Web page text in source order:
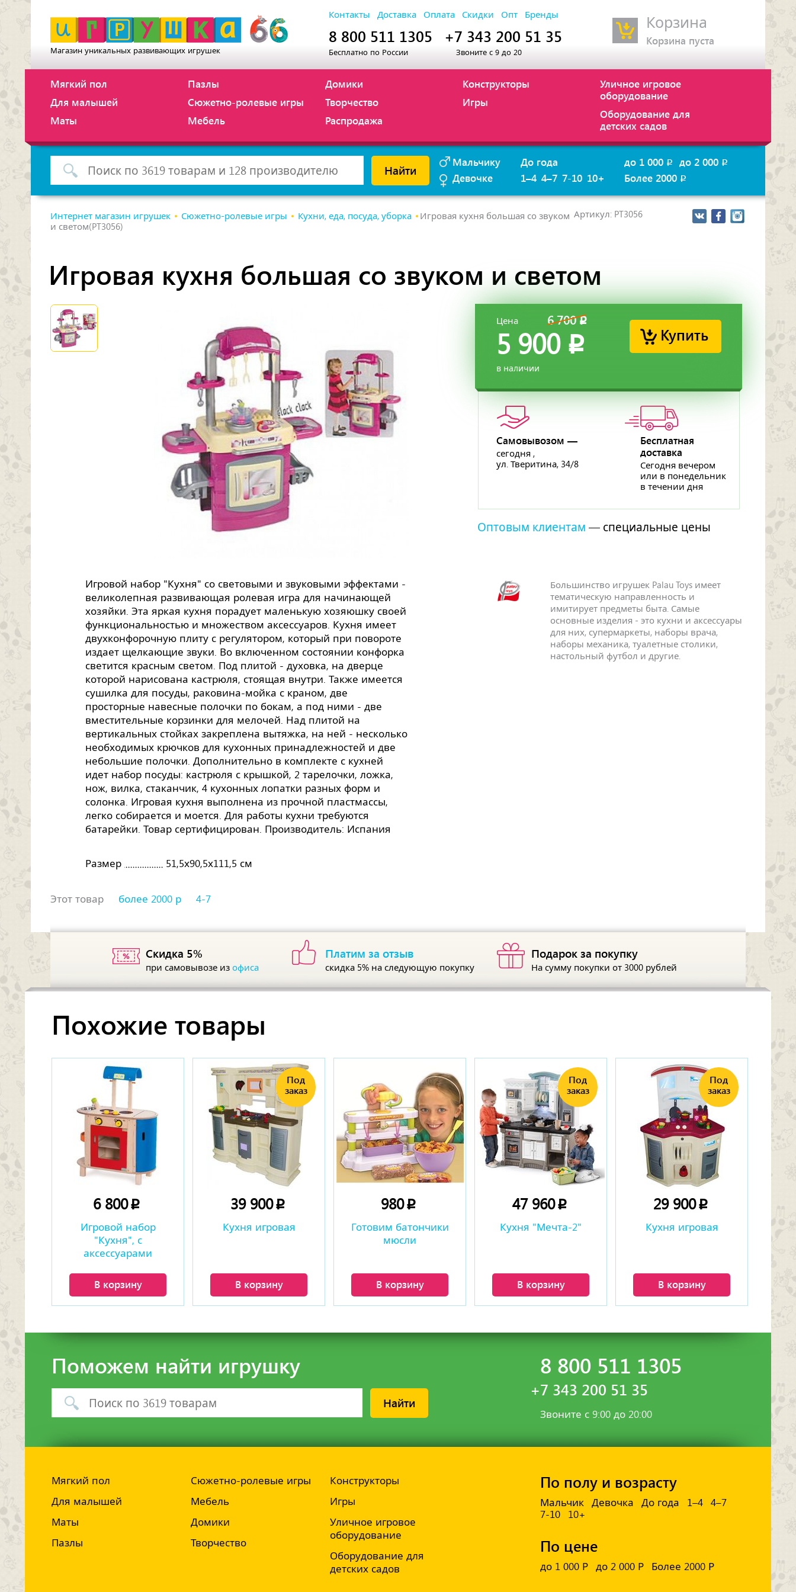
Корзина
Корзина пуста
Магазин уникальных развивающих игрушек
Контакты Доставка Оплата Скидки Опт Бренды
8 800 511 1305
Бесплатно по России
+7 343 200 51 35
Звоните с 9 до 20
Мягкий пол
Для малышей
Маты
Пазлы
Сюжетно-ролевые игры
Мебель
Домики
Творчество
Распродажа
Конструкторы
Игры
Уличное игровое
оборудование
Оборудование для
детских садов
Мальчику
Девочке
До года
1–4 4–7 7-10 10+
до 1 000 p до 2 000 p
Более 2000 p
Найти
Артикул: PT3056
Интернет магазин игрушек Сюжетно-ролевые игры Кухни, еда, посуда, уборка
Игровая кухня большая со звуком
и светом(PT3056)
Игровая кухня большая со звуком и светом
Купить
6 700p
Цена
5 900 p
в наличии
Самовывозом —
сегодня ,
ул. Тверитина, 34/8
Бесплатная
доставка
Сегодня вечером
или в понедельник
в течении дня
Оптовым клиентам — специальные цены
Игровой набор "Кухня" со световыми и звуковыми эффектами -
великолепная развивающая ролевая игра для начинающей
хозяйки. Эта яркая кухня порадует маленькую хозяюшку своей
функциональностью и множеством аксессуаров. Кухня имеет
двухконфорочную плиту с регулятором, который при повороте
издает щелкающие звуки. Во включенном состоянии конфорка
светится красным светом. Под плитой - духовка, на дверце
которой нарисована кастрюля, стоящая внутри. Также имеется
сушилка для посуды, раковина-мойка с краном, две
просторные навесные полочки по бокам, а под ними - две
вместительные корзинки для мелочей. Над плитой на
вертикальных стойках закреплена вытяжка, на ней - несколько
необходимых крючков для кухонных принадлежностей и две
небольшие полочки. Дополнительно в комплекте с кухней
идет набор посуды: кастрюля с крышкой, 2 тарелочки, ложка,
нож, вилка, стаканчик, 4 кухонных лопатки разных форм и
солонка. Игровая кухня выполнена из прочной пластмассы,
легко собирается и моется. Для работы кухни требуются
батарейки. Товар сертифицирован. Производитель: Испания
Размер 51,5х90,5х111,5 см
Большинство игрушек Palau Toys имеет
тематическую направленность и
имитирует предметы быта. Самые
основные изделия - это кухни и аксессуары
для них, супермаркеты, наборы врача,
наборы механика, туалетные столики,
настольный футбол и другие.
Этот товар более 2000 р 4-7
Скидка 5%
при самовывозе изофиса
Платим за отзыв
скидка 5% на следующую покупку
Подарок за покупку
На сумму покупки от 3000 рублей
Похожие товары
6 800p
Игровой набор
"Кухня", с
аксессуарами
В корзину
39 900p
Кухня игровая
В корзину
980p
Готовим батончики
мюсли
В корзину
47 960p
Кухня "Мечта-2"
В корзину
29 900p
Кухня игровая
В корзину
8 800 511 1305
+7 343 200 51 35
Звоните с 9:00 до 20:00
Поможем найти игрушку
Найти
По полу и возрасту
Мальчик Девочка До года 1–4
4–7
7-10
10+
По цене
до 1 000 Р до 2 000 Р Более 2000 Р
Мягкий пол
Для малышей
Маты
Пазлы
Сюжетно-ролевые игры
Мебель
Домики
Творчество
Конструкторы
Игры
Уличное игровое
оборудование
Оборудование для
детских садов